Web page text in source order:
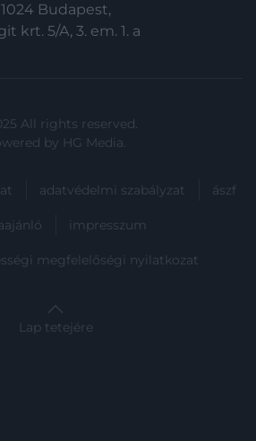
1024 Budapest,
krt. 5/A, 3. em. 1. a
All rights reserved.
by HG Media.
adatvédelmi szabályzat ászf
impresszum
megfelelőségi nyilatkozat
Lap tetejére